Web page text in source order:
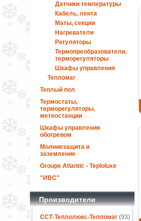
Датчики температуры
Кабель, лента
Маты, секции
Нагреватели
Регуляторы
Термопреобразователи,
терморегуляторы
Шкафы управления
Тепломаг
Теплый пол
Термостаты,
терморегуляторы,
метеостанции
Шкафы управления
обогревом
Молниезащита и
заземление
Groupe Atlantic - Teploluxe
"ИВС"
Производители
ССТ-Теплолюкс-Тепломаг(93)